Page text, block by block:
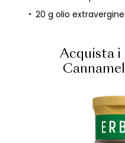
20 g olio extravergine
Acquista